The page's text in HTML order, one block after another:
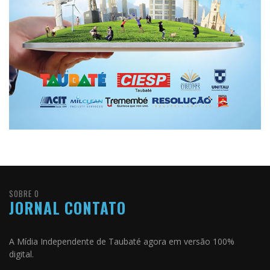
SOBRE O
JORNAL CONTATO
A Mídia Independente de Taubaté agora em versão 100%
digital.